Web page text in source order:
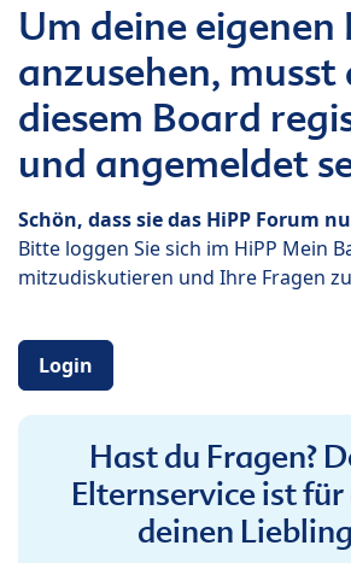
Um deine
anzusehen, musst
diesem Board
und angemeldet
Schön, dass sie das HiPP Forum
Bitte loggen Sie sich im HiPP Mein
mitzudiskutieren und Ihre Fragen
Login
Hast du Fragen?
Elternservice ist für
deinen